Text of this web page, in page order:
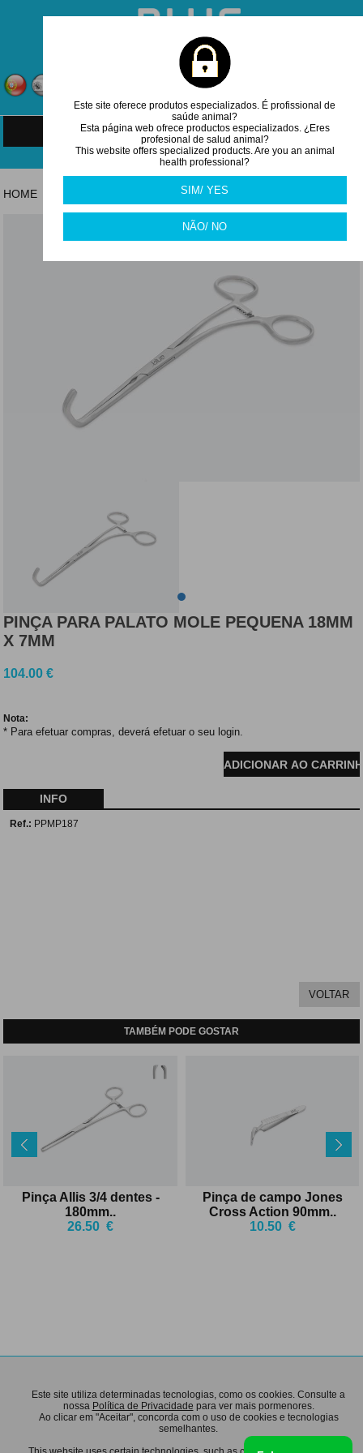
Este site utiliza determinadas tecnologias, como os cookies. Consulte a
nossa Política de Privacidade para ver mais pormenores.
Ao clicar em "Aceitar", concorda com o uso de cookies e tecnologias
semelhantes.
Este site oferece produtos especializados. É profissional de
saúde animal?
Esta página web ofrece productos especializados. ¿Eres
profesional de salud animal?
This website offers specialized products. Are you an animal
health professional?
SIM/ YES
NÃO/ NO
Entrar
Registar
MENU
HOME TECIDOS MOLES - INSTRUMENTAL
PINÇA PARA PALATO MOLE PEQUENA 18MM
X 7MM
104.00 €
Nota:
* Para efetuar compras, deverá efetuar o seu login.
INFO
Ref.: PPMP187
TAMBÉM PODE GOSTAR
Pinça Allis 3/4 dentes -
180mm..
26.50 €
Pinça de campo Jones
Cross Action 90mm..
10.50 €
Recursos Humanos
Política de Privacidade
Cuidado com o material
Encomendas & Pagamentos
Envio
Trocas & Devoluções